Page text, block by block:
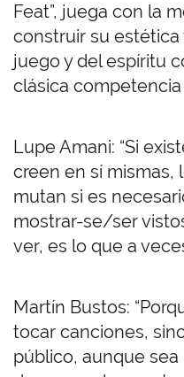
Feat”, juega con la
construir su
juego y del espíritu
clásica competencia
Lupe Amani: “Si
creen en sí mismas,
mutan si es
mostrar-se/ser
ver, es lo que a
Martín Bustos:
tocar canciones,
público, aunque